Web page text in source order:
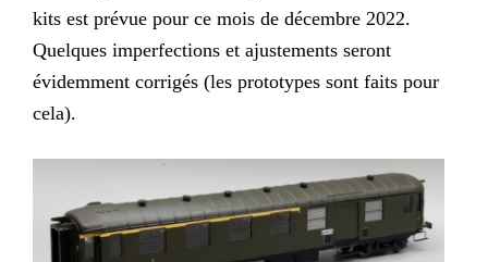
kits est prévue pour ce mois de décembre 2022.
Quelques imperfections et ajustements seront
évidemment corrigés (les prototypes sont faits pour
cela).